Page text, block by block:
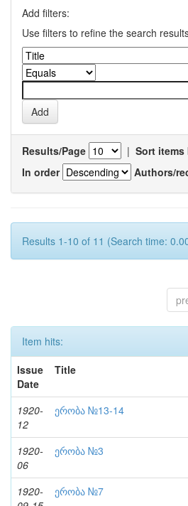
Add filters:
Use filters to refine the search
Results/Page | Sort items
In order
Authors/
Results 1-10 of 11 (Search time:
Item hits:
Issue
Date
Title
1920-
12
ერობა №13-14
1920-
06
ერობა №3
1920-
ერობა №7